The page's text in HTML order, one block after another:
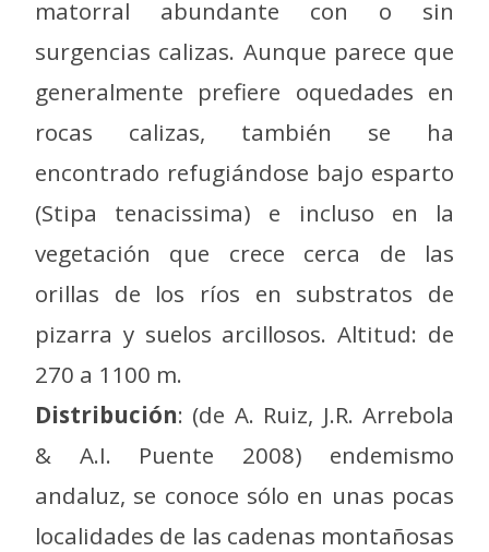
matorral abundante con o sin
surgencias calizas. Aunque parece que
generalmente prefiere oquedades en
rocas calizas, también se ha
encontrado refugiándose bajo esparto
(Stipa tenacissima) e incluso en la
vegetación que crece cerca de las
orillas de los ríos en substratos de
pizarra y suelos arcillosos. Altitud: de
270 a 1100 m.
Distribución: (de A. Ruiz, J.R. Arrebola
& A.I. Puente 2008) endemismo
andaluz, se conoce sólo en unas pocas
localidades de las cadenas montañosas